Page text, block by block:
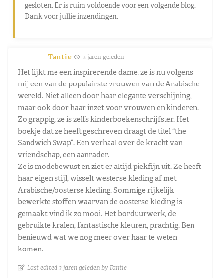
gesloten. Er is ruim voldoende voor een volgende blog.
Dank voor jullie inzendingen.
Tantie 3 jaren geleden
Het lijkt me een inspirerende dame, ze is nu volgens
mij een van de populairste vrouwen van de Arabische
wereld. Niet alleen door haar elegante verschijning,
maar ook door haar inzet voor vrouwen en kinderen.
Zo grappig, ze is zelfs kinderboekenschrijfster. Het
boekje dat ze heeft geschreven draagt de titel “the
Sandwich Swap”. Een verhaal over de kracht van
vriendschap, een aanrader.
Ze is modebewust en ziet er altijd piekfijn uit. Ze heeft
haar eigen stijl, wisselt westerse kleding af met
Arabische/oosterse kleding. Sommige rijkelijk
bewerkte stoffen waarvan de oosterse kleding is
gemaakt vind ik zo mooi. Het borduurwerk, de
gebruikte kralen, fantastische kleuren, prachtig. Ben
benieuwd wat we nog meer over haar te weten
komen.
Last edited 3 jaren geleden by Tantie